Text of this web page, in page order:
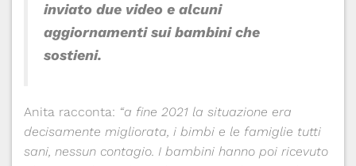
inviato due video e alcuni
aggiornamenti sui bambini che
sostieni.
Anita racconta: “a fine 2021 la situazione era
decisamente migliorata, i bimbi e le famiglie tutti
sani, nessun contagio. I bambini hanno poi ricevuto